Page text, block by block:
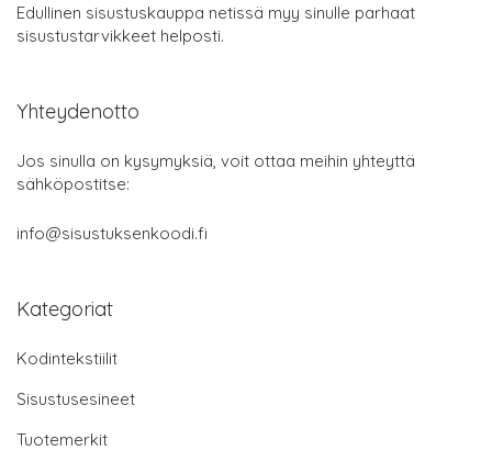
Edullinen sisustuskauppa netissä myy sinulle parhaat
sisustustarvikkeet helposti.
Yhteydenotto
Jos sinulla on kysymyksiä, voit ottaa meihin yhteyttä
sähköpostitse:
info@sisustuksenkoodi.fi
Kategoriat
Kodintekstiilit
Sisustusesineet
Tuotemerkit